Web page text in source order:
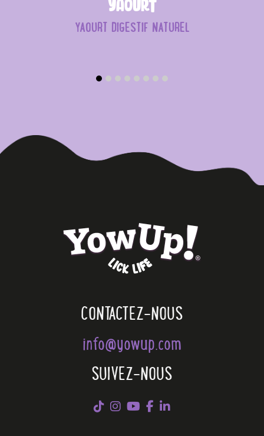
Yaourt
YAOURT DIGESTIF NATUREL
CONTACTEZ-NOUS
info@yowup.com
SUIVEZ-NOUS